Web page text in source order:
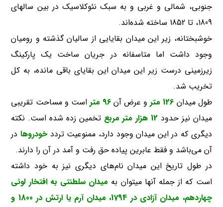
جنوبی، شمالی و غربی و به سبک نئوکلاسیک در بین سالهای
1809، تا 1852 ساخته شده‌اند.
خوشبختانه، زیر این میدان بقایایی از سالیان گذشته و رومیان
وجود داشت اما متاسفانه در جریان ساخت یک پارکینگ
زیر‌زمینی درست زیر این میدان این بقایای باقی مانده، به کل
تخریب شد.
طول میدان 126 متر و عرض آن96 متر
است و مساحت تقریبی
میدان نیز حدود 12 هزار متر مربع
تخمین زده شده است. نکته
دیگری که در این میدان وجود دارد، ممنوعیت تردد خودروها در
آن می‌باشد و فقط عابرین پیاده حق رفت و آمد در آن را دارند.
در طول تاریخ این میدان نام‌های دیگری نیز به خود داشته
است که از جمله آنها میتوان به میدان سلطنتی به افتخار لوئی
چهاردهم، میدان آزادی در 1794، میدان آرم یا ارتش در 1800 و